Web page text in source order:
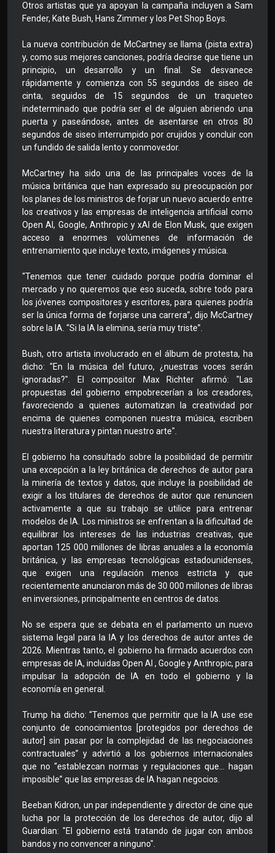
Otros artistas que ya apoyan la campaña incluyen a Sam
Fender, Kate Bush, Hans Zimmer y los Pet Shop Boys.
La nueva contribución de McCartney se llama (pista extra)
y, como sus mejores canciones, podría decirse que tiene un
principio, un desarrollo y un final. Se desvanece
rápidamente y comienza con 55 segundos de siseo de
cinta, seguidos de 15 segundos de un traqueteo
indeterminado que podría ser el de alguien abriendo una
puerta y paseándose, antes de asentarse en otros 80
segundos de siseo interrumpido por crujidos y concluir con
un fundido de salida lento y conmovedor.
McCartney ha sido una de las principales voces de la
música británica que han expresado su preocupación por
los planes de los ministros de forjar un nuevo acuerdo entre
los creativos y las empresas de inteligencia artificial como
Open AI, Google, Anthropic y xAI de Elon Musk, que exigen
acceso a enormes volúmenes de información de
entrenamiento que incluye texto, imágenes y música.
“Tenemos que tener cuidado porque podría dominar el
mercado y no queremos que eso suceda, sobre todo para
los jóvenes compositores y escritores, para quienes podría
ser la única forma de forjarse una carrera”, dijo McCartney
sobre la IA. “Si la IA la elimina, sería muy triste”.
Bush, otro artista involucrado en el álbum de protesta, ha
dicho: "En la música del futuro, ¿nuestras voces serán
ignoradas?". El compositor Max Richter afirmó: "Las
propuestas del gobierno empobrecerían a los creadores,
favoreciendo a quienes automatizan la creatividad por
encima de quienes componen nuestra música, escriben
nuestra literatura y pintan nuestro arte".
El gobierno ha consultado sobre la posibilidad de permitir
una excepción a la ley británica de derechos de autor para
la minería de textos y datos, que incluye la posibilidad de
exigir a los titulares de derechos de autor que renuncien
activamente a que su trabajo se utilice para entrenar
modelos de IA. Los ministros se enfrentan a la dificultad de
equilibrar los intereses de las industrias creativas, que
aportan 125 000 millones de libras anuales a la economía
británica, y las empresas tecnológicas estadounidenses,
que exigen una regulación menos estricta y que
recientemente anunciaron más de 30 000 millones de libras
en inversiones, principalmente en centros de datos.
No se espera que se debata en el parlamento un nuevo
sistema legal para la IA y los derechos de autor antes de
2026. Mientras tanto, el gobierno ha firmado acuerdos con
empresas de IA, incluidas Open AI , Google y Anthropic, para
impulsar la adopción de IA en todo el gobierno y la
economía en general.
Trump ha dicho: “Tenemos que permitir que la IA use ese
conjunto de conocimientos [protegidos por derechos de
autor] sin pasar por la complejidad de las negociaciones
contractuales” y advirtió a los gobiernos internacionales
que no “establezcan normas y regulaciones que… hagan
imposible” que las empresas de IA hagan negocios.
Beeban Kidron, un par independiente y director de cine que
lucha por la protección de los derechos de autor, dijo al
Guardian: "El gobierno está tratando de jugar con ambos
bandos y no convencer a ninguno".